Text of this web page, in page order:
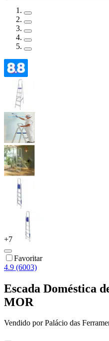
+7
Favoritar
4.9 (6003)
Escada Doméstica
MOR
Vendido porPalácio das